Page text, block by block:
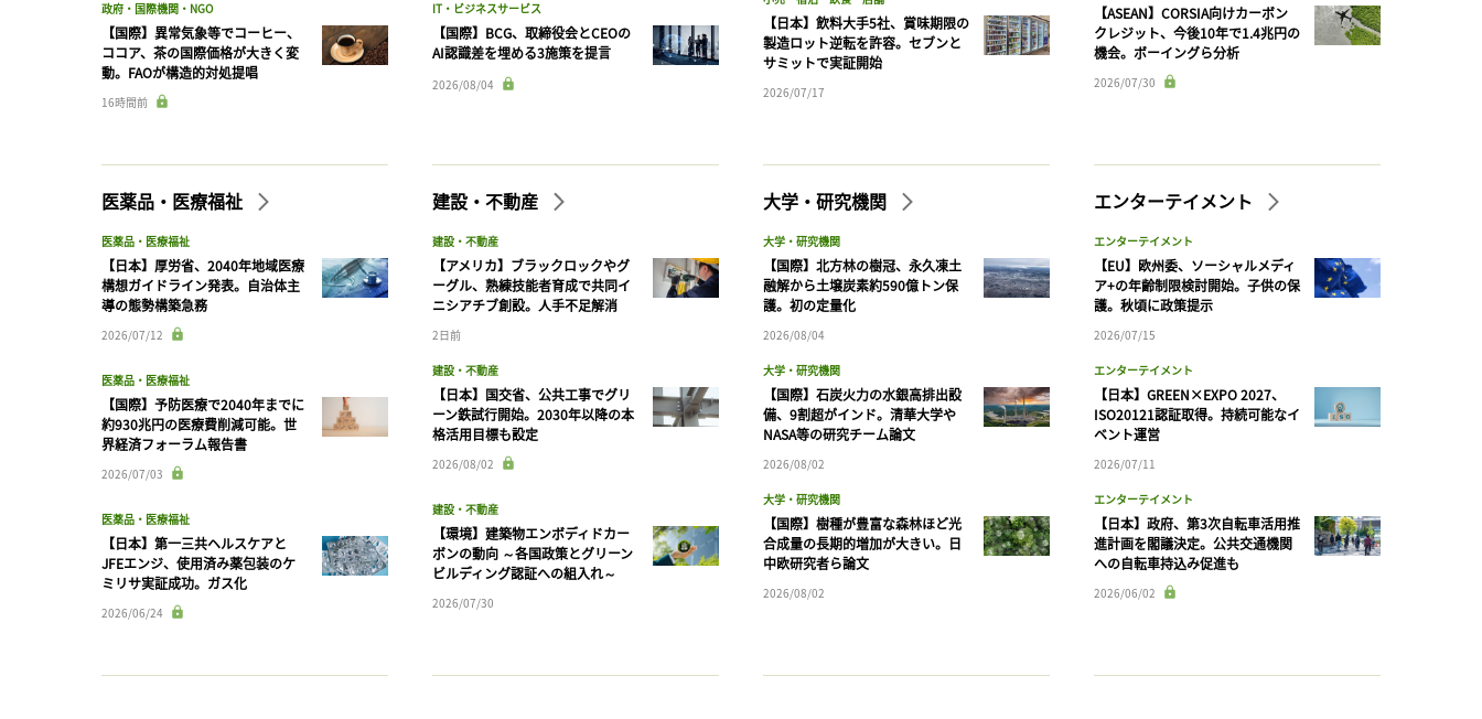
政府・国際機関・NGO
【国際】異常気象等でコーヒー、
ココア、茶の国際価格が大きく変
動。FAOが構造的対処提唱
16時間前
IT・ビジネスサービス
【国際】BCG、取締役会とCEOの
AI認識差を埋める3施策を提言
2026/08/04
【日本】飲料大手5社、賞味期限の
製造ロット逆転を許容。セブンと
サミットで実証開始
2026/07/17
【ASEAN】CORSIA向けカーボン
クレジット、今後10年で1.4兆円の
機会。ボーイングら分析
2026/07/30
医薬品・医療福祉
医薬品・医療福祉
【日本】厚労省、2040年地域医療
構想ガイドライン発表。自治体主
導の態勢構築急務
2026/07/12
医薬品・医療福祉
【国際】予防医療で2040年までに
約930兆円の医療費削減可能。世
界経済フォーラム報告書
2026/07/03
医薬品・医療福祉
【日本】第一三共ヘルスケアと
JFEエンジ、使用済み薬包装のケ
ミリサ実証成功。ガス化
2026/06/24
建設・不動産
建設・不動産
【アメリカ】ブラックロックやグ
ーグル、熟練技能者育成で共同イ
ニシアチブ創設。人手不足解消
2日前
建設・不動産
【日本】国交省、公共工事でグリ
ーン鉄試行開始。2030年以降の本
格活用目標も設定
2026/08/02
建設・不動産
【環境】建築物エンボディドカー
ボンの動向 ～各国政策とグリーン
ビルディング認証への組入れ～
2026/07/30
大学・研究機関
大学・研究機関
【国際】北方林の樹冠、永久凍土
融解から土壌炭素約590億トン保
護。初の定量化
2026/08/04
大学・研究機関
【国際】石炭火力の水銀高排出設
備、9割超がインド。清華大学や
NASA等の研究チーム論文
2026/08/02
大学・研究機関
【国際】樹種が豊富な森林ほど光
合成量の長期的増加が大きい。日
中欧研究者ら論文
2026/08/02
エンターテイメント
エンターテイメント
【EU】欧州委、ソーシャルメディ
ア+の年齢制限検討開始。子供の保
護。秋頃に政策提示
2026/07/15
エンターテイメント
【日本】GREEN×EXPO 2027、
ISO20121認証取得。持続可能なイ
ベント運営
2026/07/11
エンターテイメント
【日本】政府、第3次自転車活用推
進計画を閣議決定。公共交通機関
への自転車持込み促進も
2026/06/02
ログイン 会員登録